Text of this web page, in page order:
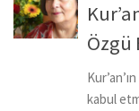
Özgü
kabul